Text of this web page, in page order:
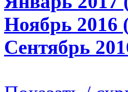
Ноябрь 2016
Сентябрь